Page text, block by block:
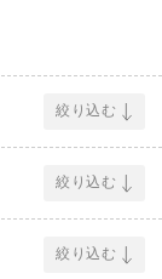
絞り込む
絞り込む
絞り込む